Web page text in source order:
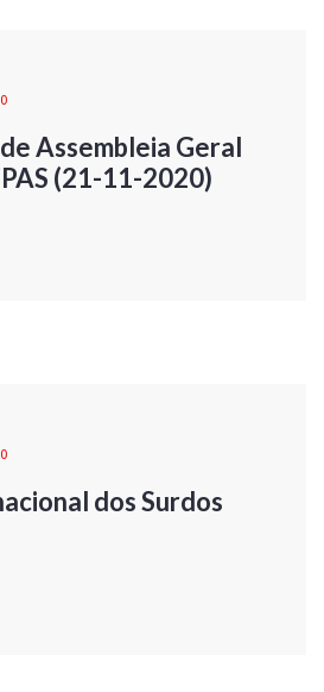
Assembleia Geral
(21-11-2020)
dos Surdos